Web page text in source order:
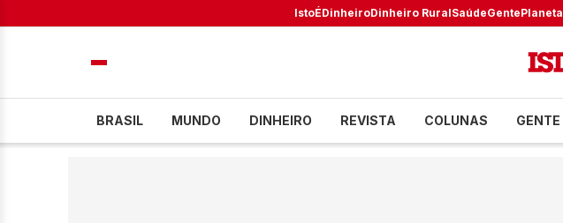
IstoÉDinheiroDinheiro RuralSaúdeGentePlaneta
BRASIL MUNDO DINHEIRO REVISTA COLUNAS GENTE